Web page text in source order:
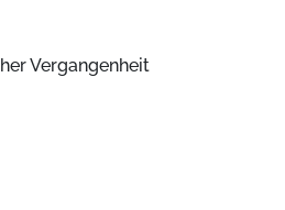
Vergangenheit